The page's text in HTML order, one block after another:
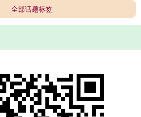
全部话题标签